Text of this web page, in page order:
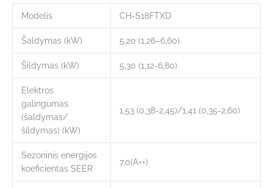
Modelis CH-S18FTXD
Šaldymas (kW) 5,20 (1,26–6,60)
Šildymas (kW) 5,30 (1,12-6,80)
Elektros
galingumas
(šaldymas/
šildymas) (kW)
1,53 (0,38-2,45)/1,41 (0,35-2,60)
Sezoninis energijos
koeficientas SEER
7,0(А++)